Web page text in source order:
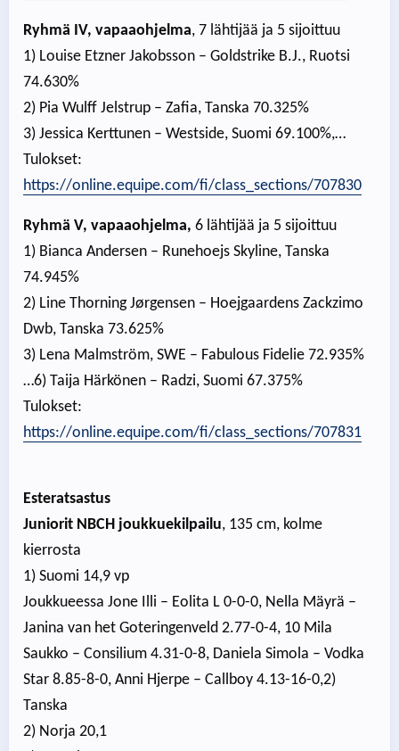
Ryhmä IV, vapaaohjelma, 7 lähtijää ja 5 sijoittuu
1) Louise Etzner Jakobsson – Goldstrike B.J., Ruotsi
74.630%
2) Pia Wulff Jelstrup – Zafia, Tanska 70.325%
3) Jessica Kerttunen – Westside, Suomi 69.100%,…
Tulokset:
https://online.equipe.com/fi/class_sections/707830
Ryhmä V, vapaaohjelma, 6 lähtijää ja 5 sijoittuu
1) Bianca Andersen – Runehoejs Skyline, Tanska
74.945%
2) Line Thorning Jørgensen – Hoejgaardens Zackzimo
Dwb, Tanska 73.625%
3) Lena Malmström, SWE – Fabulous Fidelie 72.935%
…6) Taija Härkönen – Radzi, Suomi 67.375%
Tulokset:
https://online.equipe.com/fi/class_sections/707831
Esteratsastus
Juniorit NBCH joukkuekilpailu, 135 cm, kolme
kierrosta
1) Suomi 14,9 vp
Joukkueessa Jone Illi – Eolita L 0-0-0, Nella Mäyrä –
Janina van het Goteringenveld 2.77-0-4, 10 Mila
Saukko – Consilium 4.31-0-8, Daniela Simola – Vodka
Star 8.85-8-0, Anni Hjerpe – Callboy 4.13-16-0,2)
Tanska
2) Norja 20,1